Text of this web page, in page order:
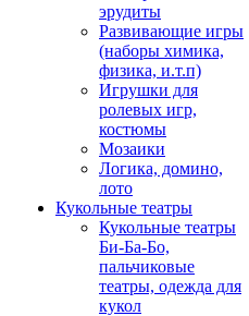
эрудиты
Развивающие игры
(наборы химика,
физика, и.т.п)
Игрушки для
ролевых игр,
костюмы
Мозаики
Логика, домино,
лото
Кукольные театры
Кукольные театры
Би-Ба-Бо,
пальчиковые
театры, одежда для
кукол